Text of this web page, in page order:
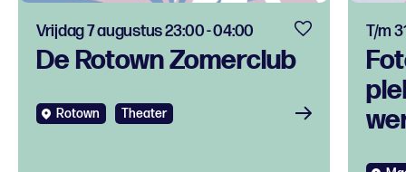
De Rotown Zomerclub
Vrijdag 7 augustus 23:00 - 04:00
Rotown Theater
T/m